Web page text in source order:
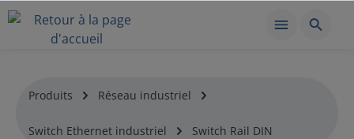
Produits Réseau industriel
Switch Ethernet industriel Switch Rail DIN